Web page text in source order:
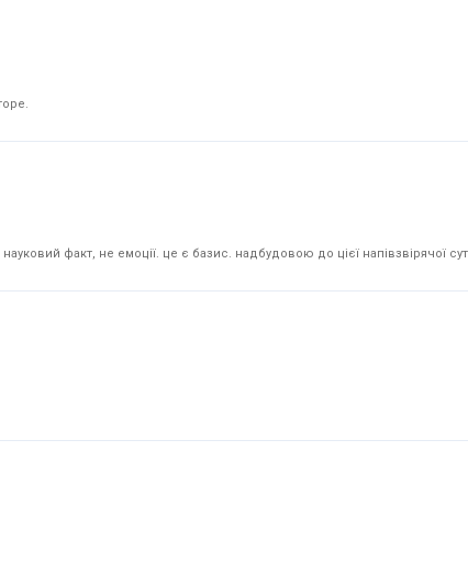
факт, не емоції. це є базис. надбудовою до цієї напівзвірячої